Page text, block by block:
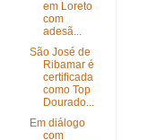
em Loreto
com
adesã...
São José de
Ribamar é
certificada
como Top
Dourado...
Em diálogo
com